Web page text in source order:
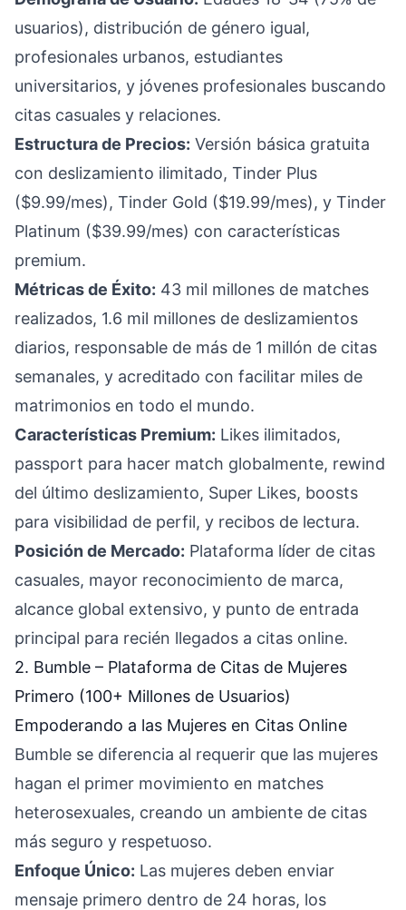
usuarios), distribución de género igual,
profesionales urbanos, estudiantes
universitarios, y jóvenes profesionales buscando
citas casuales y relaciones.
Estructura de Precios: Versión básica gratuita
con deslizamiento ilimitado, Tinder Plus
($9.99/mes), Tinder Gold ($19.99/mes), y Tinder
Platinum ($39.99/mes) con características
premium.
Métricas de Éxito: 43 mil millones de matches
realizados, 1.6 mil millones de deslizamientos
diarios, responsable de más de 1 millón de citas
semanales, y acreditado con facilitar miles de
matrimonios en todo el mundo.
Características Premium: Likes ilimitados,
passport para hacer match globalmente, rewind
del último deslizamiento, Super Likes, boosts
para visibilidad de perfil, y recibos de lectura.
Posición de Mercado: Plataforma líder de citas
casuales, mayor reconocimiento de marca,
alcance global extensivo, y punto de entrada
principal para recién llegados a citas online.
2. Bumble – Plataforma de Citas de Mujeres
Primero (100+ Millones de Usuarios)
Empoderando a las Mujeres en Citas Online
Bumble se diferencia al requerir que las mujeres
hagan el primer movimiento en matches
heterosexuales, creando un ambiente de citas
más seguro y respetuoso.
Enfoque Único: Las mujeres deben enviar
mensaje primero dentro de 24 horas, los